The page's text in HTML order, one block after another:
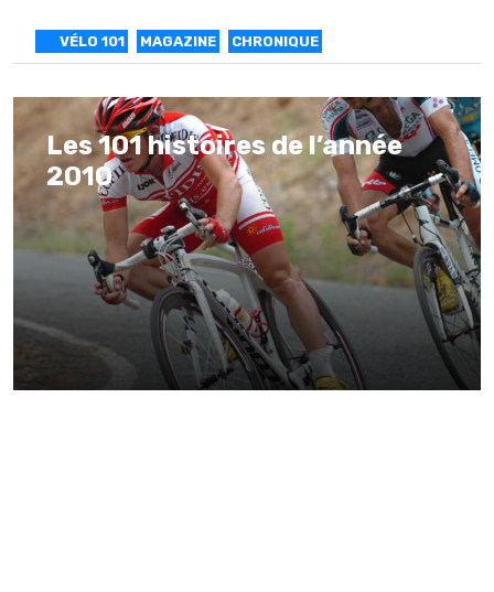
VÉLO 101 MAGAZINE CHRONIQUE
Les 101 histoires de l’année
2010